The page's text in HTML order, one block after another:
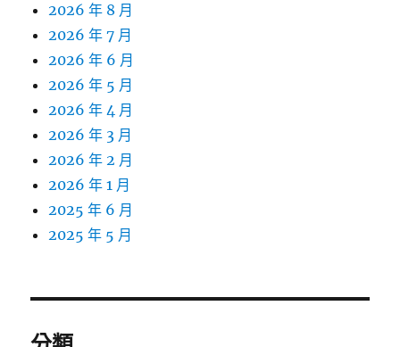
2026 年 8 月
2026 年 7 月
2026 年 6 月
2026 年 5 月
2026 年 4 月
2026 年 3 月
2026 年 2 月
2026 年 1 月
2025 年 6 月
2025 年 5 月